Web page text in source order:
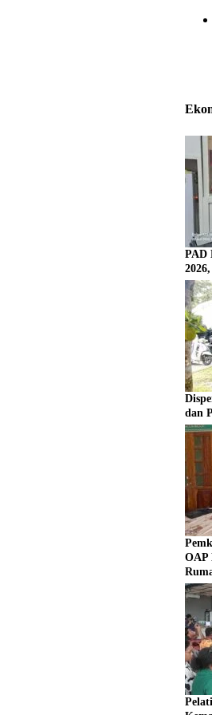
PAD
dan
OAP